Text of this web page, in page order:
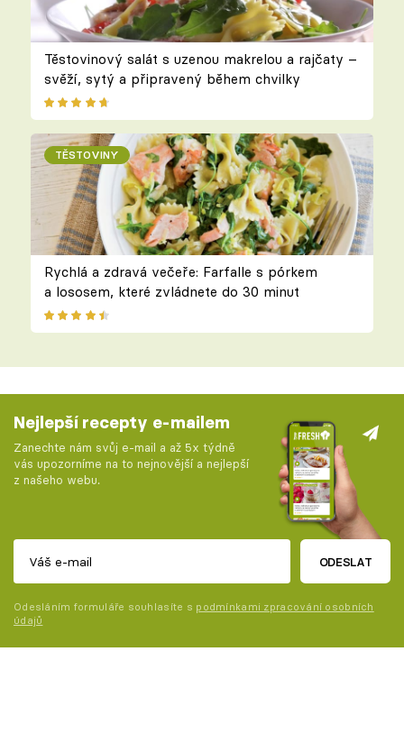
Těstovinový salát s uzenou makrelou a rajčaty –
svěží, sytý a připravený během chvilky
TĚSTOVINY
Rychlá a zdravá večeře: Farfalle s pórkem
a lososem, které zvládnete do 30 minut
Nejlepší recepty e-mailem
Zanechte nám svůj e-mail a až 5x týdně
vás upozorníme na to nejnovější a nejlepší
z našeho webu.
ODESLAT
Odesláním formuláře souhlasíte s podmínkami zpracování osobních
údajů